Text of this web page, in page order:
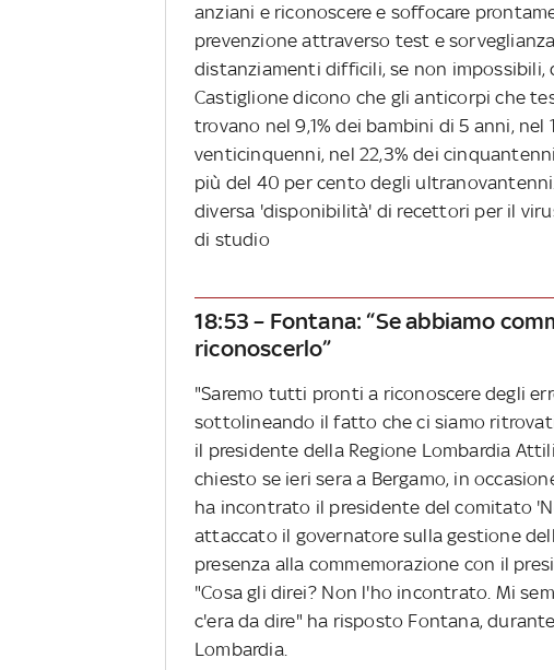
anziani e riconoscere e soffocare
prevenzione attraverso test e
distanziamenti difficili, se non impossibili,
Castiglione dicono che gli anticorpi che
trovano nel 9,1% dei bambini di 5 anni,
venticinquenni, nel 22,3% dei
più del 40 per cento degli
diversa 'disponibilità' di recettori per il
di studio
18:53 – Fontana: “Se abbiamo
riconoscerlo”
"Saremo tutti pronti a riconoscere degli
sottolineando il fatto che ci siamo
il presidente della Regione Lombardia
chiesto se ieri sera a Bergamo, in
ha incontrato il presidente del comitato
attaccato il governatore sulla gestione
presenza alla commemorazione con il
"Cosa gli direi? Non l'ho incontrato. Mi
c'era da dire" ha risposto Fontana,
Lombardia.